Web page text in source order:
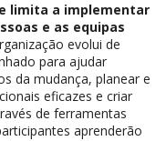
limita a implementar
e as equipas
evolui de
para ajudar
da mudança, planear e
eficazes e criar
de ferramentas
aprenderão